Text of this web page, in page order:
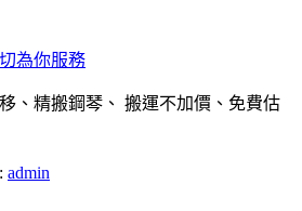
為你服務
、精搬鋼琴、 搬運不加價、免費估
admin